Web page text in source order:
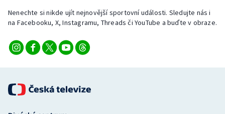
Vodní slalom
Volejbal
Nenechte si nikde ujít nejnovější sportovní události. Sledujte nás i
na Facebooku, X, Instagramu, Threads či YouTube a buďte v obraze.